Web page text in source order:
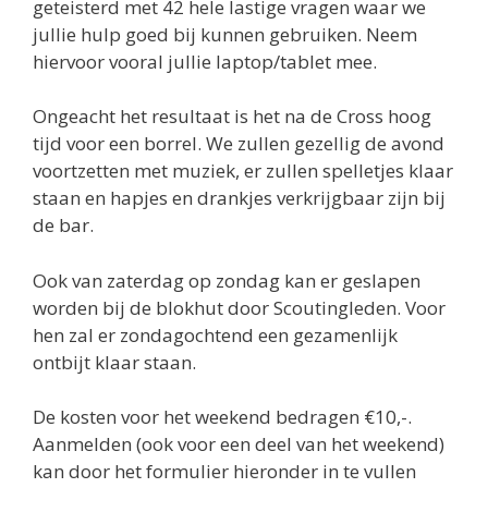
geteisterd met 42 hele lastige vragen waar we
jullie hulp goed bij kunnen gebruiken. Neem
hiervoor vooral jullie laptop/tablet mee.
Ongeacht het resultaat is het na de Cross hoog
tijd voor een borrel. We zullen gezellig de avond
voortzetten met muziek, er zullen spelletjes klaar
staan en hapjes en drankjes verkrijgbaar zijn bij
de bar.
Ook van zaterdag op zondag kan er geslapen
worden bij de blokhut door Scoutingleden. Voor
hen zal er zondagochtend een gezamenlijk
ontbijt klaar staan.
De kosten voor het weekend bedragen €10,-.
Aanmelden (ook voor een deel van het weekend)
kan door het formulier hieronder in te vullen